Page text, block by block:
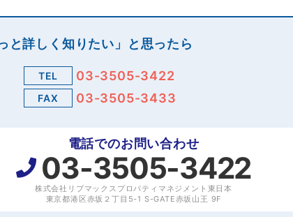
と詳しく知りたい」と思ったら
TEL 03-3505-3422
FAX 03-3505-3433
電話でのお問い合わせ
03-3505-3422
株式会社リブマックスプロパティマネジメント東日本
東京都港区赤坂２丁目5-1 S-GATE赤坂山王 9F